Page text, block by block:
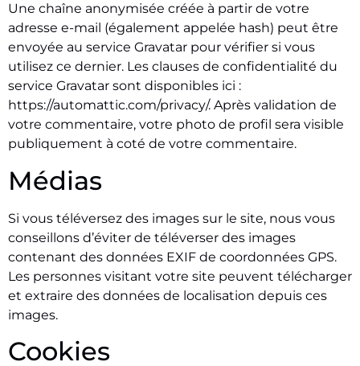
Une chaîne anonymisée créée à partir de votre
adresse e-mail (également appelée hash) peut être
envoyée au service Gravatar pour vérifier si vous
utilisez ce dernier. Les clauses de confidentialité du
service Gravatar sont disponibles ici :
https://automattic.com/privacy/. Après validation de
votre commentaire, votre photo de profil sera visible
publiquement à coté de votre commentaire.
Médias
Si vous téléversez des images sur le site, nous vous
conseillons d’éviter de téléverser des images
contenant des données EXIF de coordonnées GPS.
Les personnes visitant votre site peuvent télécharger
et extraire des données de localisation depuis ces
images.
Cookies